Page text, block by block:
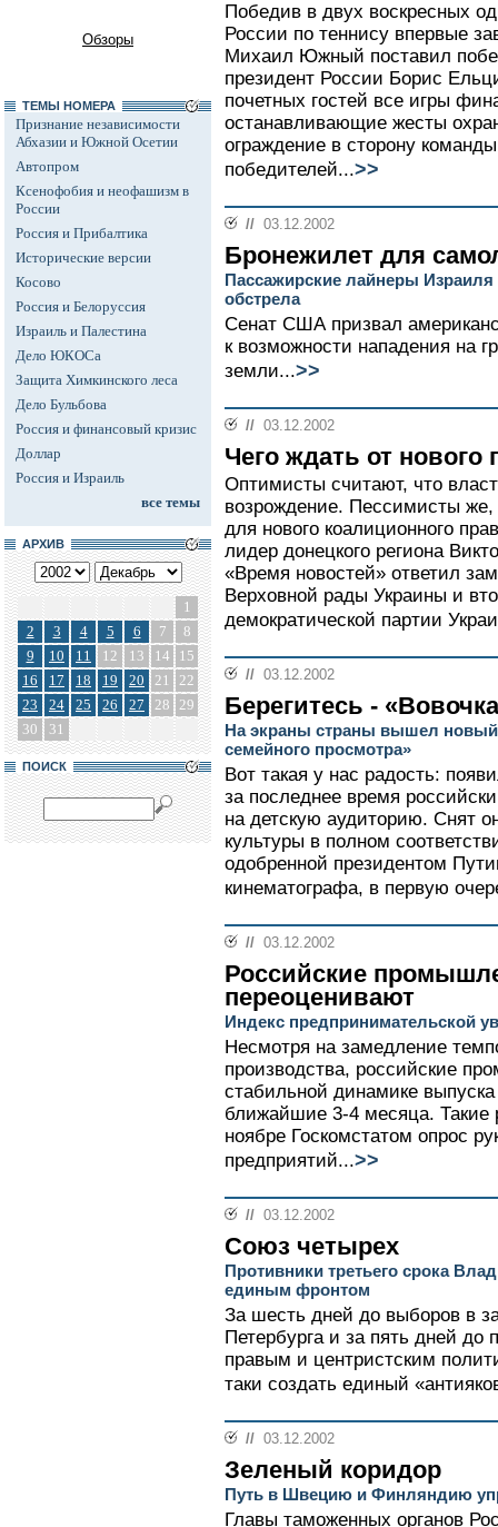
Обзоры
ТЕМЫ НОМЕРА
Признание независимости
Абхазии и Южной Осетии
Автопром
Ксенофобия и неофашизм в
России
Россия и Прибалтика
Исторические версии
Косово
Россия и Белоруссия
Израиль и Палестина
Дело ЮКОСа
Защита Химкинского леса
Дело Бульбова
Россия и финансовый кризис
Доллар
Россия и Израиль
все темы
АРХИВ
1
2
3 4 5 6 7
8
9
10 11 12 13 14
15
16
17 18 19 20 21
22
23
24 25 26 27 28 29
30
31
ПОИСК
Победив в двух воскресных
России по теннису впервые
Михаил Южный поставил
президент России Борис
почетных гостей все игры
останавливающие жесты
ограждение в сторону
победителей...>>
// 03.12.2002
Бронежилет для
Пассажирские лайнеры
обстрела
Сенат США призвал
к возможности нападения на
земли...>>
// 03.12.2002
Чего ждать от
Оптимисты считают, что
возрождение. Пессимисты же,
для нового коалиционного
лидер донецкого региона
«Время новостей» ответил
Верховной рады Украины и
демократической партии
// 03.12.2002
Берегитесь -
На экраны страны вышел
семейного просмотра»
Вот такая у нас радость:
за последнее время
на детскую аудиторию. Снят
культуры в полном
одобренной президентом
кинематографа, в первую
// 03.12.2002
Российские
переоценивают
Индекс предпринимательской
Несмотря на замедление
производства, российские
стабильной динамике
ближайшие 3-4 месяца. Такие
ноябре Госкомстатом опрос
предприятий...>>
// 03.12.2002
Союз четырех
Противники третьего срока
единым фронтом
За шесть дней до выборов в
Петербурга и за пять дней до
правым и центристским
таки создать единый
// 03.12.2002
Зеленый коридор
Путь в Швецию и Финляндию
Главы таможенных органов